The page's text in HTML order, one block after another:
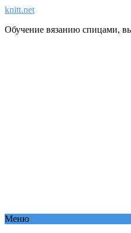
knitt.net
Обучение вязанию спицами,
Меню